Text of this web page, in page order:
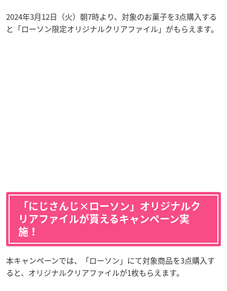
2024年3月12日（火）朝7時より、対象のお菓子を3点購入する
と「ローソン限定オリジナルクリアファイル」がもらえます。
「にじさんじ×ローソン」オリジナルク
リアファイルが貰えるキャンペーン実
施！
本キャンペーンでは、「ローソン」にて対象商品を3点購入す
ると、オリジナルクリアファイルが1枚もらえます。